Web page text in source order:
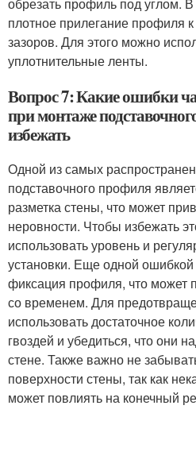
плотное прилегание профиля
зазоров. Для этого можно
уплотнительные ленты.
Вопрос 7: Какие ошибки
при монтаже
избежать
Одной из самых
подставочного профиля
разметка стены, что может
неровности. Чтобы избежать
использовать уровень и
установки. Еще одной ошибкой
фиксация профиля, что может
со временем. Для
использовать достаточное
гвоздей и убедиться, что они
стене. Также важно не
поверхности стены, так как
может повлиять на конечный